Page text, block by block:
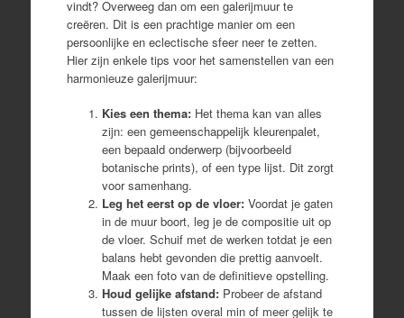
vindt? Overweeg dan om een galerijmuur te
creëren. Dit is een prachtige manier om een
persoonlijke en eclectische sfeer neer te zetten.
Hier zijn enkele tips voor het samenstellen van een
harmonieuze galerijmuur:
Kies een thema:Het thema kan van alles
zijn: een gemeenschappelijk kleurenpalet,
een bepaald onderwerp (bijvoorbeeld
botanische prints), of een type lijst. Dit zorgt
voor samenhang.
Leg het eerst op de vloer:Voordat je gaten
in de muur boort, leg je de compositie uit op
de vloer. Schuif met de werken totdat je een
balans hebt gevonden die prettig aanvoelt.
Maak een foto van de definitieve opstelling.
Houd gelijke afstand:Probeer de afstand
tussen de lijsten overal min of meer gelijk te